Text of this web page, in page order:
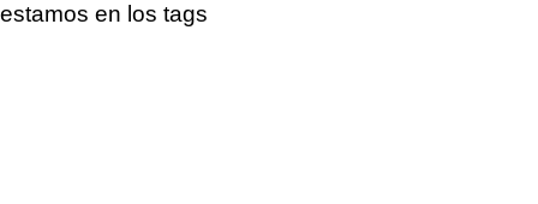
estamos en los tags